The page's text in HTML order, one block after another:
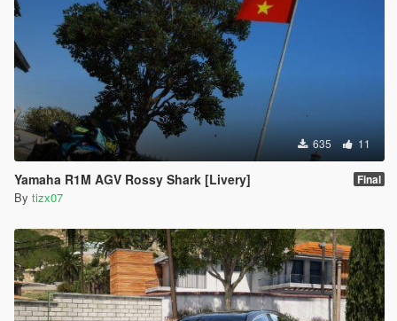
635 11
Yamaha R1M AGV Rossy Shark [Livery] Final
By tizx07